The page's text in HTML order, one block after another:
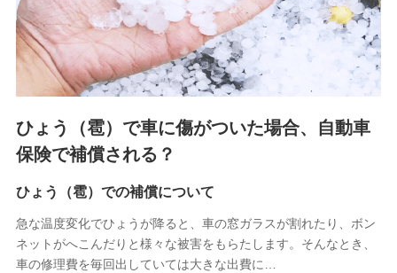
3.セミナー募集サイトから取得した個人情報
各種セミナーの案内、開催のため
上記に係る連絡・手続き・管理等付帯業務を行うため
4.家族・友達紹介にて取得した個人情報
被紹介者への連絡、及び当社と取引のあるもしくは委託を受
けている保険会社・提携会社の保険その他に関する情報を提
供し、金融商品等の契約を勧奨するため
アンケートやキャンペーン等の実施のため
上記に係る連絡・手続き・管理等付帯業務を行うため
5.通話録音にて取得する情報
ひょう（雹）で車に傷がついた場合、自動車
保険で補償される？
ひょう（雹）での補償について
急な温度変化でひょうが降ると、車の窓ガラスが割れたり、ボン
ネットがへこんだりと様々な被害をもらたします。そんなとき、
車の修理費を毎回出していては大きな出費に…